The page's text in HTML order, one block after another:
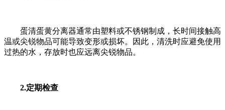
蛋清蛋黄分离器通常由塑料或不锈钢制成，长时间接触高
温或尖锐物品可能导致变形或损坏。因此，清洗时应避免使用
过热的水，存放时也应远离尖锐物品。
2.定期检查